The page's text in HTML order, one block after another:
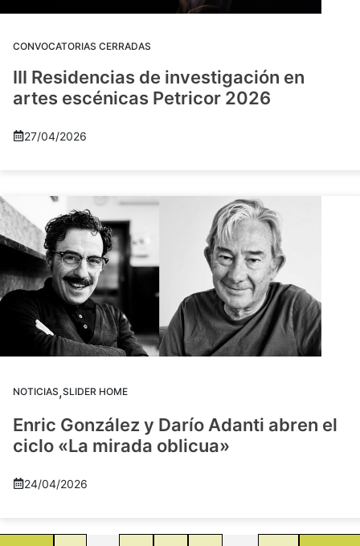
CONVOCATORIAS CERRADAS
III Residencias de investigación en
artes escénicas Petricor 2026
27/04/2026
NOTICIAS,SLIDER HOME
Enric González y Darío Adanti abren el
ciclo «La mirada oblicua»
24/04/2026